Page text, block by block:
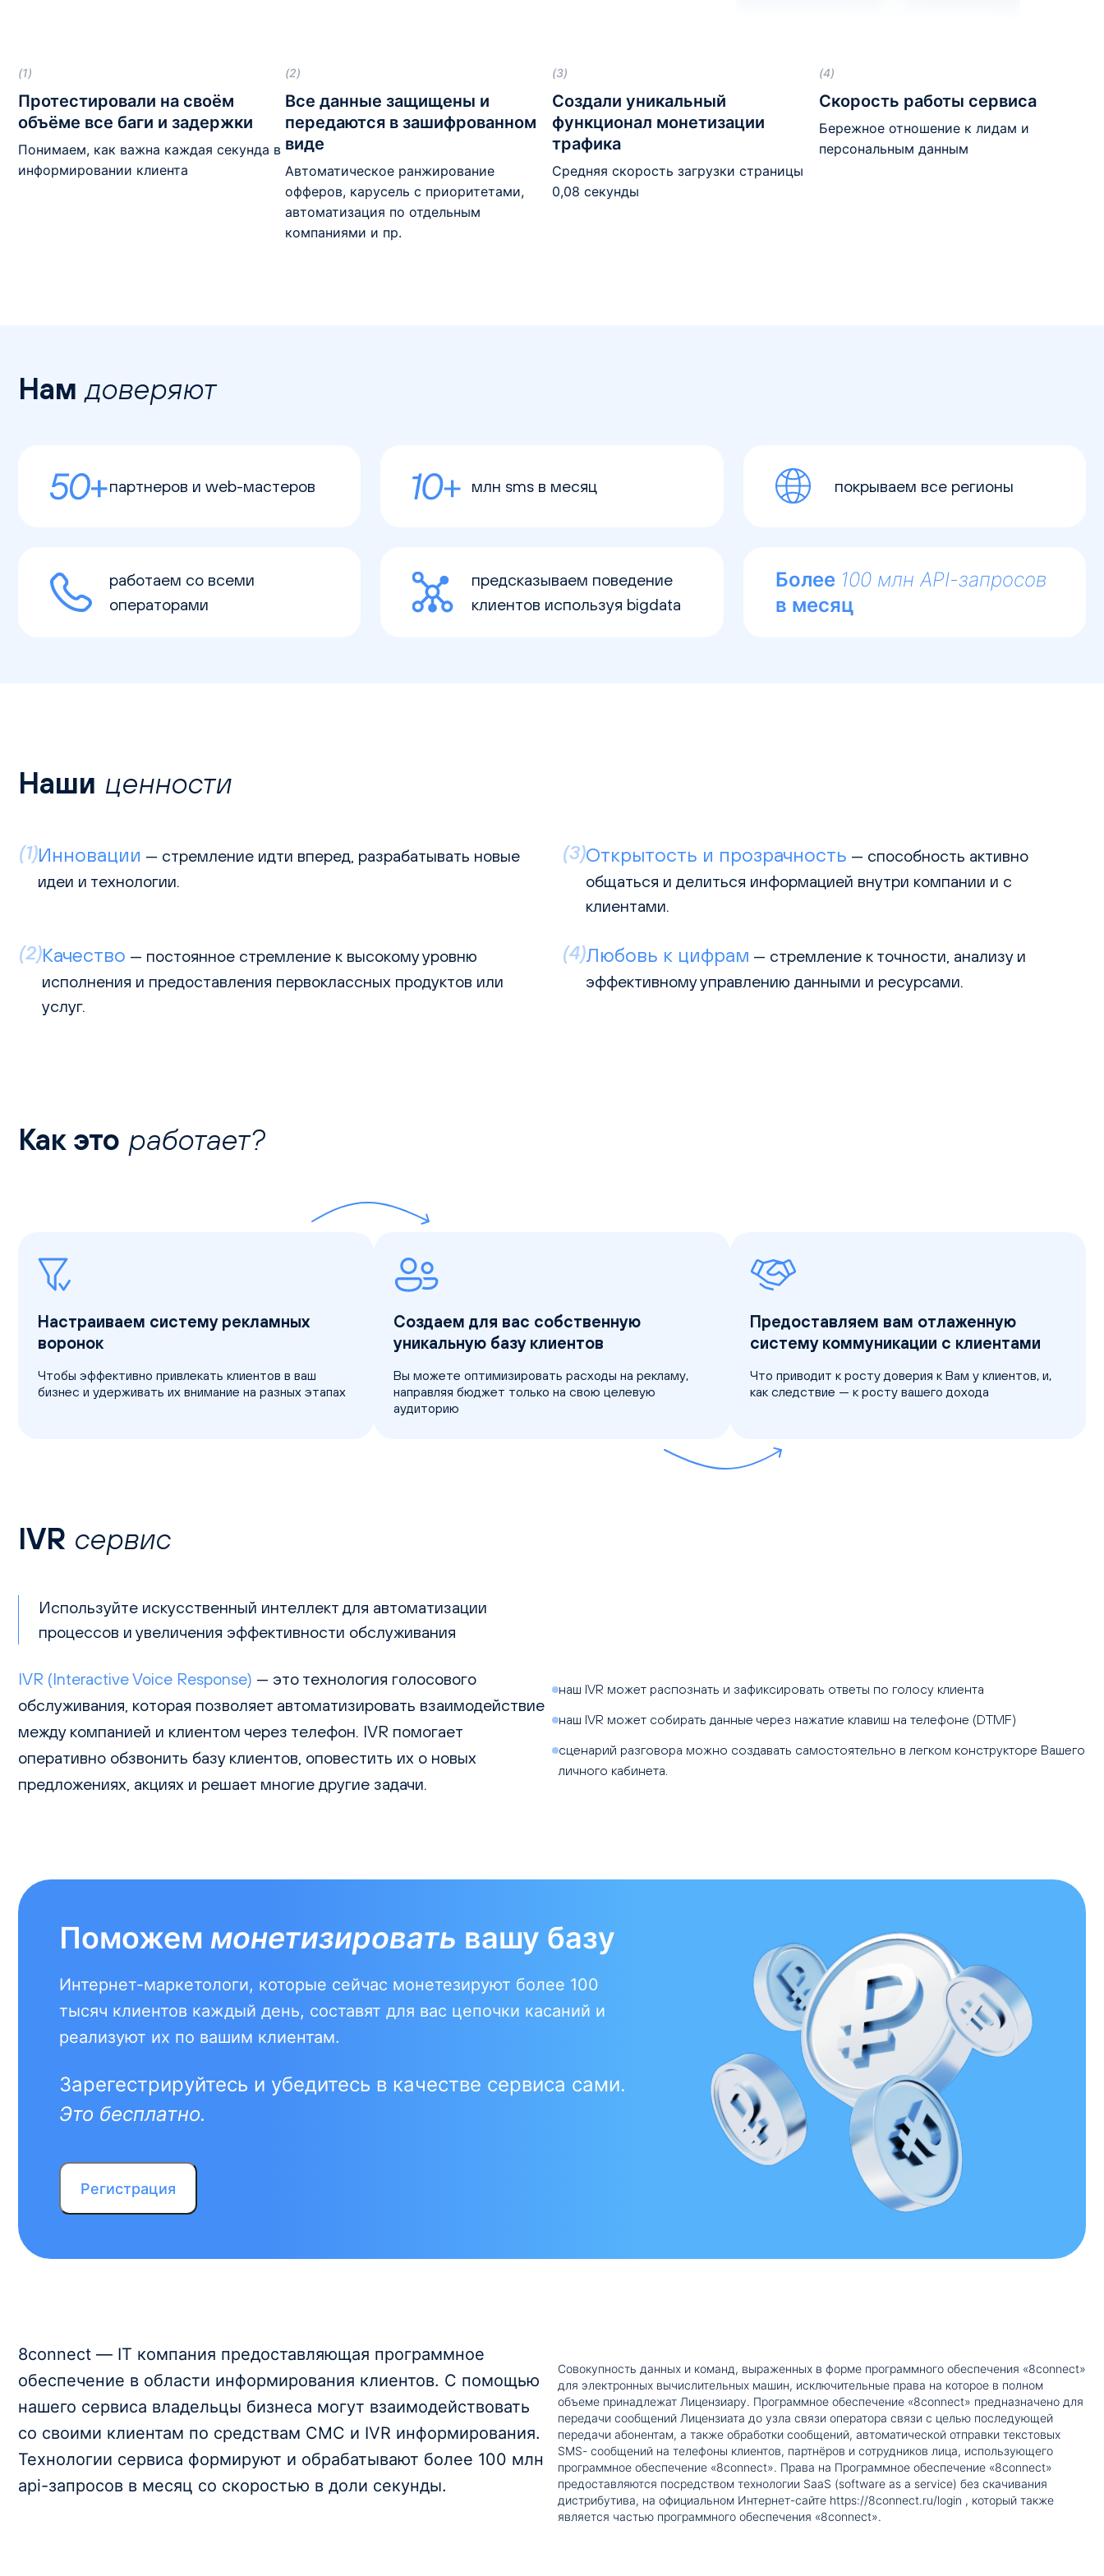
(1)
Протестировали на своём
объёме все баги и задержки
Понимаем, как важна каждая секунда в
информировании клиента
(2)
Все данные защищены и
передаются в зашифрованном
виде
Автоматическое ранжирование
офферов, карусель с приоритетами,
автоматизация по отдельным
компаниями и пр.
(3)
Создали уникальный
функционал монетизации
трафика
Средняя скорость загрузки страницы
0,08 секунды
(4)
Скорость работы сервиса
Бережное отношение к лидам и
персональным данным
Нам доверяют
партнеров и web-мастеров млн sms в месяц покрываем все регионы
работаем со всеми
операторами
предсказываем поведение
клиентов используя bigdata
Более 100 млн API-запросов
в месяц
Наши ценности
(1)Инновации — стремление идти вперед, разрабатывать новые
идеи и технологии.
(2)Качество — постоянное стремление к высокому уровню
исполнения и предоставления первоклассных продуктов или
услуг.
(3)Открытость и прозрачность — способность активно
общаться и делиться информацией внутри компании и с
клиентами.
(4)Любовь к цифрам — стремление к точности, анализу и
эффективному управлению данными и ресурсами.
Как это работает?
Настраиваем систему рекламных
воронок
Чтобы эффективно привлекать клиентов в ваш
бизнес и удерживать их внимание на разных этапах
Создаем для вас собственную
уникальную базу клиентов
Вы можете оптимизировать расходы на рекламу,
направляя бюджет только на свою целевую
аудиторию
Предоставляем вам отлаженную
систему коммуникации с клиентами
Что приводит к росту доверия к Вам у клиентов, и,
как следствие — к росту вашего дохода
IVR сервис
Используйте искусственный интеллект для автоматизации
процессов и увеличения эффективности обслуживания
IVR (Interactive Voice Response) — это технология голосового
обслуживания, которая позволяет автоматизировать взаимодействие
между компанией и клиентом через телефон. IVR помогает
оперативно обзвонить базу клиентов, оповестить их о новых
предложениях, акциях и решает многие другие задачи.
наш IVR может распознать и зафиксировать ответы по голосу клиента
наш IVR может собирать данные через нажатие клавиш на телефоне (DTMF)
сценарий разговора можно создавать самостоятельно в легком конструкторе Вашего
личного кабинета.
Поможем монетизировать вашу базу
Интернет-маркетологи, которые сейчас монетезируют более 100
тысяч клиентов каждый день, составят для вас цепочки касаний и
реализуют их по вашим клиентам.
Зарегестрируйтесь и убедитесь в качестве сервиса сами.
Это бесплатно.
Регистрация
8сonnect — IT компания предоставляющая программное
обеспечение в области информирования клиентов. С помощью
нашего сервиса владельцы бизнеса могут взаимодействовать
со своими клиентам по средствам СМС и IVR информирования.
Технологии сервиса формируют и обрабатывают более 100 млн
api-запросов в месяц со скоростью в доли секунды.
Совокупность данных и команд, выраженных в форме программного обеспечения «8connect»
для электронных вычислительных машин, исключительные права на которое в полном
объеме принадлежат Лицензиару. Программное обеспечение «8connect» предназначено для
передачи сообщений Лицензиата до узла связи оператора связи с целью последующей
передачи абонентам, а также обработки сообщений, автоматической отправки текстовых
SMS- сообщений на телефоны клиентов, партнёров и сотрудников лица, использующего
программное обеспечение «8connect». Права на Программное обеспечение «8connect»
предоставляются посредством технологии SaaS (software as a service) без скачивания
дистрибутива, на официальном Интернет-сайте https://8connect.ru/login , который также
является частью программного обеспечения «8connect».